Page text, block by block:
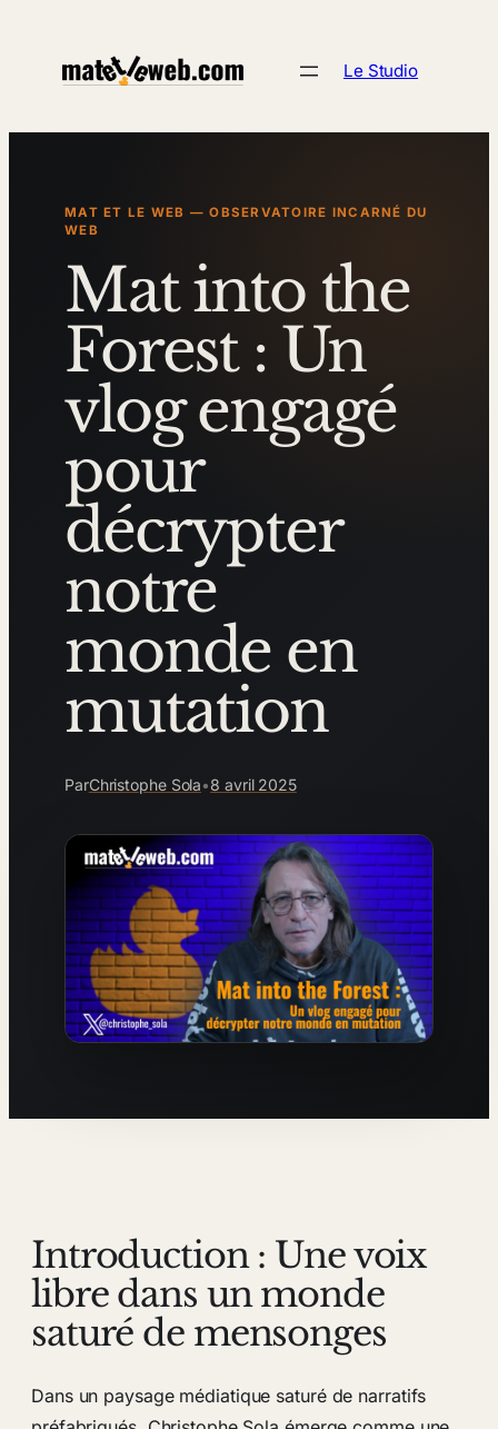
contenu
Le Studio
MAT ET LE WEB — OBSERVATOIRE INCARNÉ DU
WEB
Mat into the
Forest : Un
vlog engagé
pour
décrypter
notre
monde en
mutation
ParChristophe Sola•8 avril 2025
Introduction : Une voix
libre dans un monde
saturé de mensonges
Dans un paysage médiatique saturé de narratifs